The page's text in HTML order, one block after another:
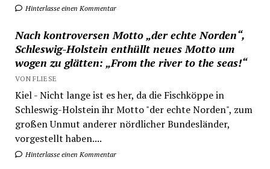
Hinterlasse einen Kommentar
Nach kontroversen Motto „der echte Norden“,
Schleswig-Holstein enthüllt neues Motto um
wogen zu glätten: „From the river to the seas!“
VON FLIESE
Kiel - Nicht lange ist es her, da die Fischköppe in
Schleswig-Holstein ihr Motto "der echte Norden", zum
großen Unmut anderer nördlicher Bundesländer,
vorgestellt haben....
Hinterlasse einen Kommentar